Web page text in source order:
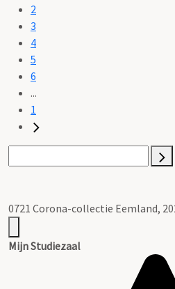
2
3
4
5
6
...
1
0721 Corona-collectie Eemland,
Mijn Studiezaal